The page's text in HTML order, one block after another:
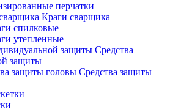
перчатки
Краги сварщика
спилковые
утепленные
Средства
защиты
Средства защиты